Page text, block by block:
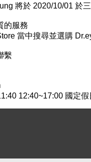
將於 2020/10/01 於
的服務
當中搜尋並選購
繫
12:40~17:00 國定